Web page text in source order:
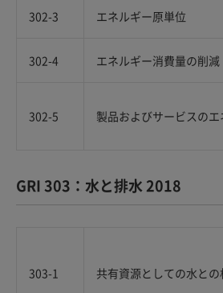
302-3 エネルギー原単位
302-4 エネルギー消費量の削減
302-5 製品およびサービスの
GRI 303：水と排水 2018
303-1 共有資源としての水との